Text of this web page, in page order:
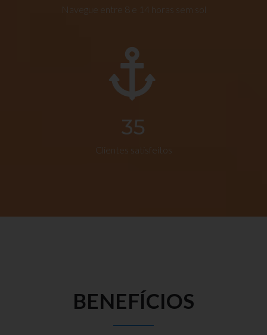
Navegue entre 8 e 14 horas sem sol
35
Clientes satisfeitos
BENEFÍCIOS